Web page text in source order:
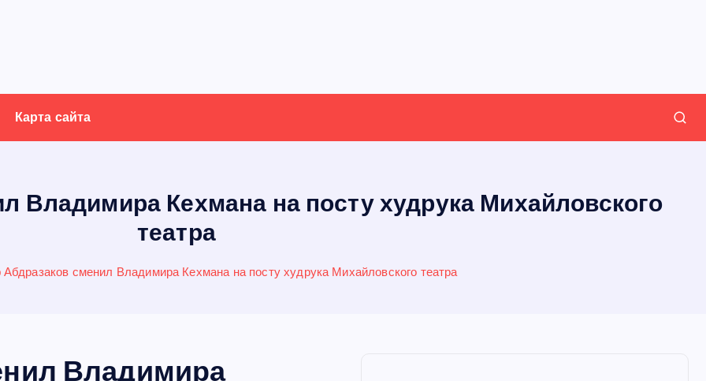
Карта сайта
Владимира Кехмана на посту худрука Михайловского
театра
сменил Владимира Кехмана на посту худрука Михайловского театра
Владимира